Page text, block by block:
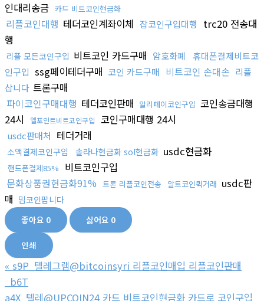
인대리송금 카드 비트코인현금화
리플코인대행 테더코인계좌이체 잡코인구입대행
trc20 전송대
행
리플 모든코인구입 비트코인 카드구매 암호화폐
휴대폰결제비트코
인구입 ssg페이테더구매 코인 카드구매 비트코인 손대손 리플
삽니다 트론구매
파이코인구매대행 테더코인판매 알리페이코인구입 코인송금대행
24시
엘포인트비트코인구입 코인구매대행 24시
usdc판매처 테더거래
소액결제코인구입 솔라나현금화 sol현금화 usdc현금화
핸드폰결제85%
비트코인구입
문화상품권현금화91% 트론 리플코인전송 알트코인퀵거래 usdc판
매 밈코인팝니다
좋아요 0 싫어요 0
인쇄
« s9P_텔레그램@bitcoinsyri 리플코인매입 리플코인판매
_b6T
a4X_텔레@UPCOIN24 카드 비트코인현금화 카드로 코인구입